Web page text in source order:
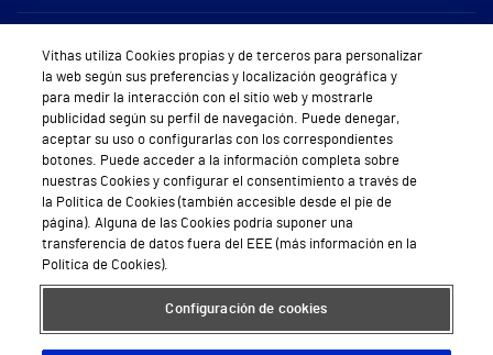
Sobre Vithas
Quiénes somos
Trabajar en Vithas
Teléfono Cita Médica
Teléfono Atención al Cliente
Política de seguridad y salud en el trabajo
Conoce a Supervita
Vithas utiliza Cookies propias y de terceros para personalizar
la web según sus preferencias y localización geográfica y
para medir la interacción con el sitio web y mostrarle
publicidad según su perfil de navegación. Puede denegar,
aceptar su uso o configurarlas con los correspondientes
botones. Puede acceder a la información completa sobre
nuestras Cookies y configurar el consentimiento a través de
la Política de Cookies (también accesible desde el pie de
página). Alguna de las Cookies podría suponer una
transferencia de datos fuera del EEE (más información en la
Política de Cookies).
Configuración de cookies